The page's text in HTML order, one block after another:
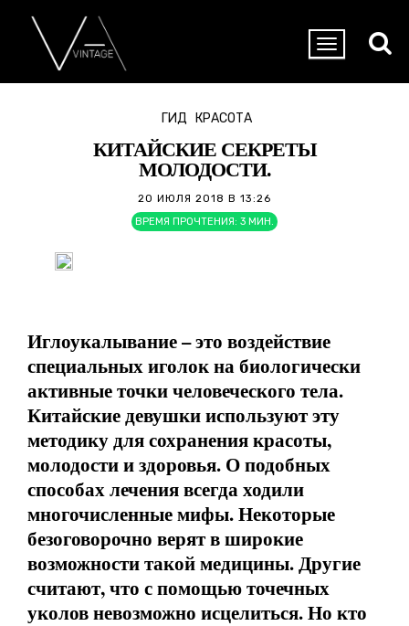
ГИД КРАСОТА
КИТАЙСКИЕ СЕКРЕТЫ
МОЛОДОСТИ.
20 ИЮЛЯ 2018 В 13:26
ВРЕМЯ ПРОЧТЕНИЯ: 3 МИН.
Иглоукалывание – это воздействие
специальных иголок на биологически
активные точки человеческого тела.
Китайские девушки используют эту
методику для сохранения красоты,
молодости и здоровья. О подобных
способах лечения всегда ходили
многочисленные мифы. Некоторые
безоговорочно верят в широкие
возможности такой медицины. Другие
считают, что с помощью точечных
уколов невозможно исцелиться. Но кто